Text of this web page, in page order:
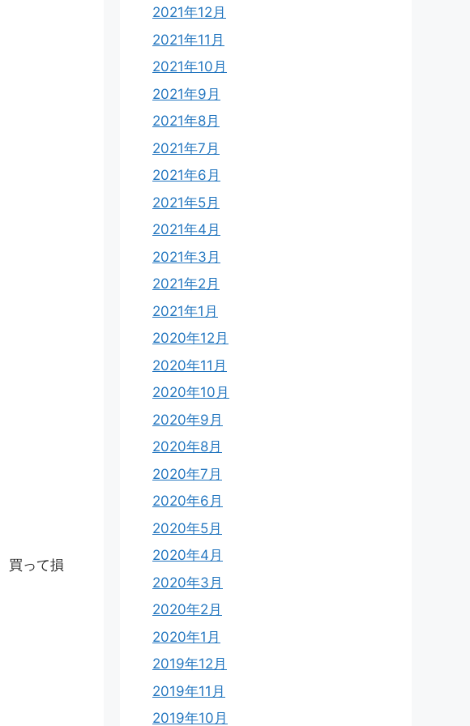
買って損
2021年12月
2021年11月
2021年10月
2021年9月
2021年8月
2021年7月
2021年6月
2021年5月
2021年4月
2021年3月
2021年2月
2021年1月
2020年12月
2020年11月
2020年10月
2020年9月
2020年8月
2020年7月
2020年6月
2020年5月
2020年4月
2020年3月
2020年2月
2020年1月
2019年12月
2019年11月
2019年10月